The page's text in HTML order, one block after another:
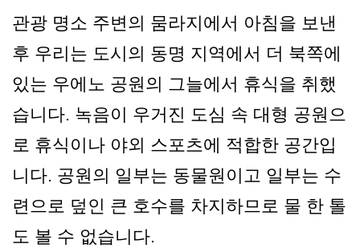
관광 명소 주변의 뭄라지에서 아침을 보낸
후 우리는 도시의 동명 지역에서 더 북쪽에
있는 우에노 공원의 그늘에서 휴식을 취했
습니다. 녹음이 우거진 도심 속 대형 공원으
로 휴식이나 야외 스포츠에 적합한 공간입
니다. 공원의 일부는 동물원이고 일부는 수
련으로 덮인 큰 호수를 차지하므로 물 한 톨
도 볼 수 없습니다.